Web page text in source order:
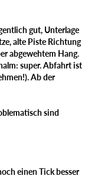
gut, Unterlage
alte Piste Richtung
abgewehtem Hang.
super. Abfahrt ist
Ab der
sind
einen Tick besser